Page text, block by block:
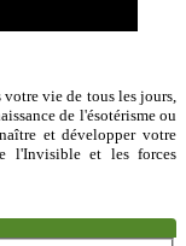
vie de tous les jours,
de l'ésotérisme ou
et développer votre
l'Invisible et les forces